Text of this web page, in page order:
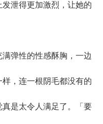
泄得更加激烈，让她的
弹性的性感酥胸，一边
，连一根阴毛都没有的
是太令人满足了。「要